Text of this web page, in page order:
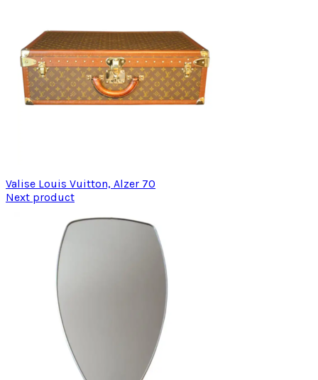
Valise Louis Vuitton, Alzer 70
Next product